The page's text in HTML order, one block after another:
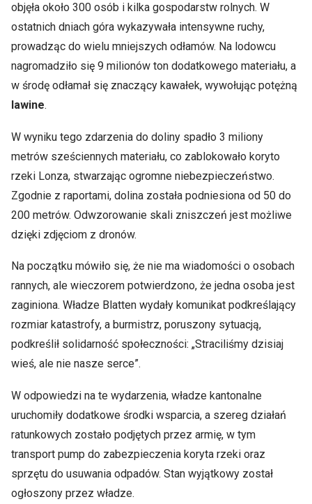
objęła około 300 osób i kilka gospodarstw rolnych. W
ostatnich dniach góra wykazywała intensywne ruchy,
prowadząc do wielu mniejszych odłamów. Na lodowcu
nagromadziło się 9 milionów ton dodatkowego materiału, a
w środę odłamał się znaczący kawałek, wywołując potężną
lawine.
W wyniku tego zdarzenia do doliny spadło 3 miliony
metrów sześciennych materiału, co zablokowało koryto
rzeki Lonza, stwarzając ogromne niebezpieczeństwo.
Zgodnie z raportami, dolina została podniesiona od 50 do
200 metrów. Odwzorowanie skali zniszczeń jest możliwe
dzięki zdjęciom z dronów.
Na początku mówiło się, że nie ma wiadomości o osobach
rannych, ale wieczorem potwierdzono, że jedna osoba jest
zaginiona. Władze Blatten wydały komunikat podkreślający
rozmiar katastrofy, a burmistrz, poruszony sytuacją,
podkreślił solidarność społeczności: „Straciliśmy dzisiaj
wieś, ale nie nasze serce”.
W odpowiedzi na te wydarzenia, władze kantonalne
uruchomiły dodatkowe środki wsparcia, a szereg działań
ratunkowych zostało podjętych przez armię, w tym
transport pump do zabezpieczenia koryta rzeki oraz
sprzętu do usuwania odpadów. Stan wyjątkowy został
ogłoszony przez władze.